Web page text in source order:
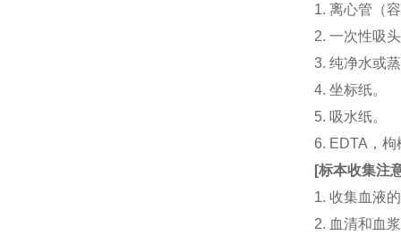
1. 离心管（
2. 一次性吸
3. 纯净水或
4. 坐标纸。
5. 吸水纸。
6. EDTA，
[标本收集注
1. 收集血液
2. 血清和血